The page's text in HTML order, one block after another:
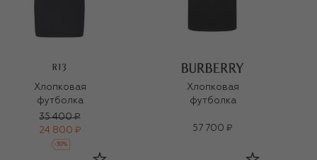
R13
Хлопковая
футболка
35 400 ₽
24 800 ₽
-30%
Хлопковая
футболка
57 700 ₽